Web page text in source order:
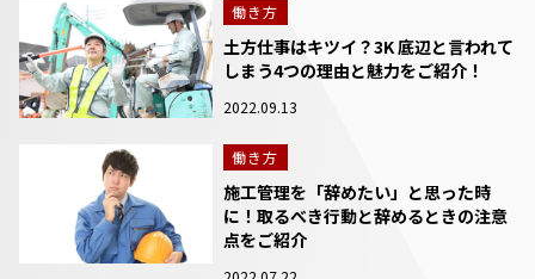
働き方
土方仕事はキツイ？3K 底辺と言われて
しまう4つの理由と魅力をご紹介！
2022.09.13
働き方
施工管理を「辞めたい」と思った時
に！取るべき行動と辞めるときの注意
点をご紹介